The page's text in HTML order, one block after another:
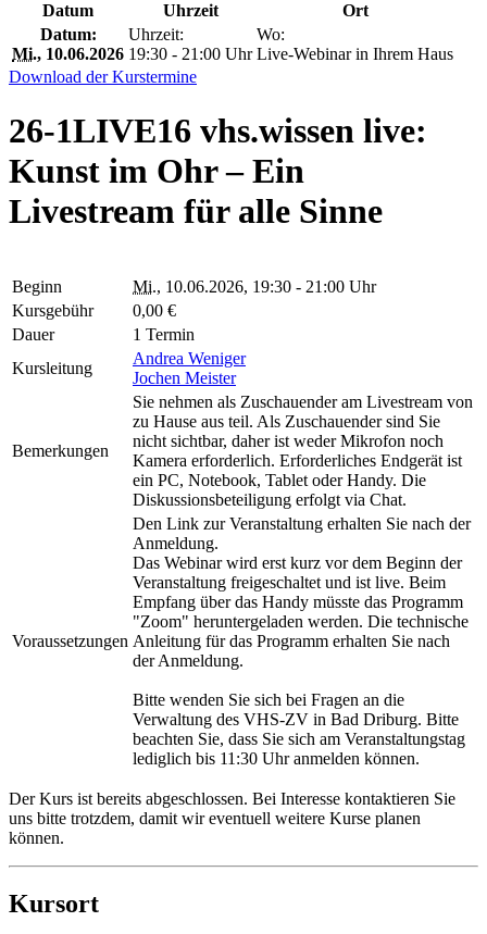
Datum
Uhrzeit
Ort
Datum:
Mi., 10.06.2026
Uhrzeit:
19:30 - 21:00 Uhr
Wo:
Live-Webinar in Ihrem Haus
Download der Kurstermine
26-1LIVE16 vhs.wissen live:
Kunst im Ohr – Ein
Livestream für alle Sinne
Beginn Mi., 10.06.2026, 19:30 - 21:00 Uhr
Kursgebühr
0,00 €
Dauer
1 Termin
Kursleitung
Andrea Weniger
Jochen Meister
Bemerkungen
Sie nehmen als Zuschauender am Livestream von
zu Hause aus teil. Als Zuschauender sind Sie
nicht sichtbar, daher ist weder Mikrofon noch
Kamera erforderlich. Erforderliches Endgerät ist
ein PC, Notebook, Tablet oder Handy. Die
Diskussionsbeteiligung erfolgt via Chat.
Voraussetzungen
Den Link zur Veranstaltung erhalten Sie nach der
Anmeldung.
Das Webinar wird erst kurz vor dem Beginn der
Veranstaltung freigeschaltet und ist live. Beim
Empfang über das Handy müsste das Programm
"Zoom" heruntergeladen werden. Die technische
Anleitung für das Programm erhalten Sie nach
der Anmeldung.
Bitte wenden Sie sich bei Fragen an die
Verwaltung des VHS-ZV in Bad Driburg. Bitte
beachten Sie, dass Sie sich am Veranstaltungstag
lediglich bis 11:30 Uhr anmelden können.
Der Kurs ist bereits abgeschlossen. Bei Interesse kontaktieren Sie
uns bitte trotzdem, damit wir eventuell weitere Kurse planen
können.
Kursort